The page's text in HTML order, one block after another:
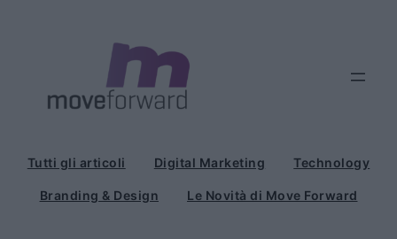
Tutti gli articoli Digital Marketing Technology
Branding & Design Le Novità di Move Forward